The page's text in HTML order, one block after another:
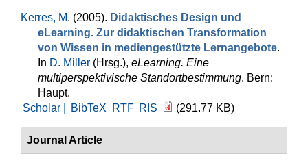
Kerres, M. (2005). Didaktisches Design und
eLearning. Zur didaktischen Transformation
von Wissen in mediengestützte Lernangebote.
In D. Miller (Hrsg.), eLearning. Eine
multiperspektivische Standortbestimmung. Bern:
Haupt.
Scholar |
BibTeX RTF RIS (291.77 KB)
Journal Article